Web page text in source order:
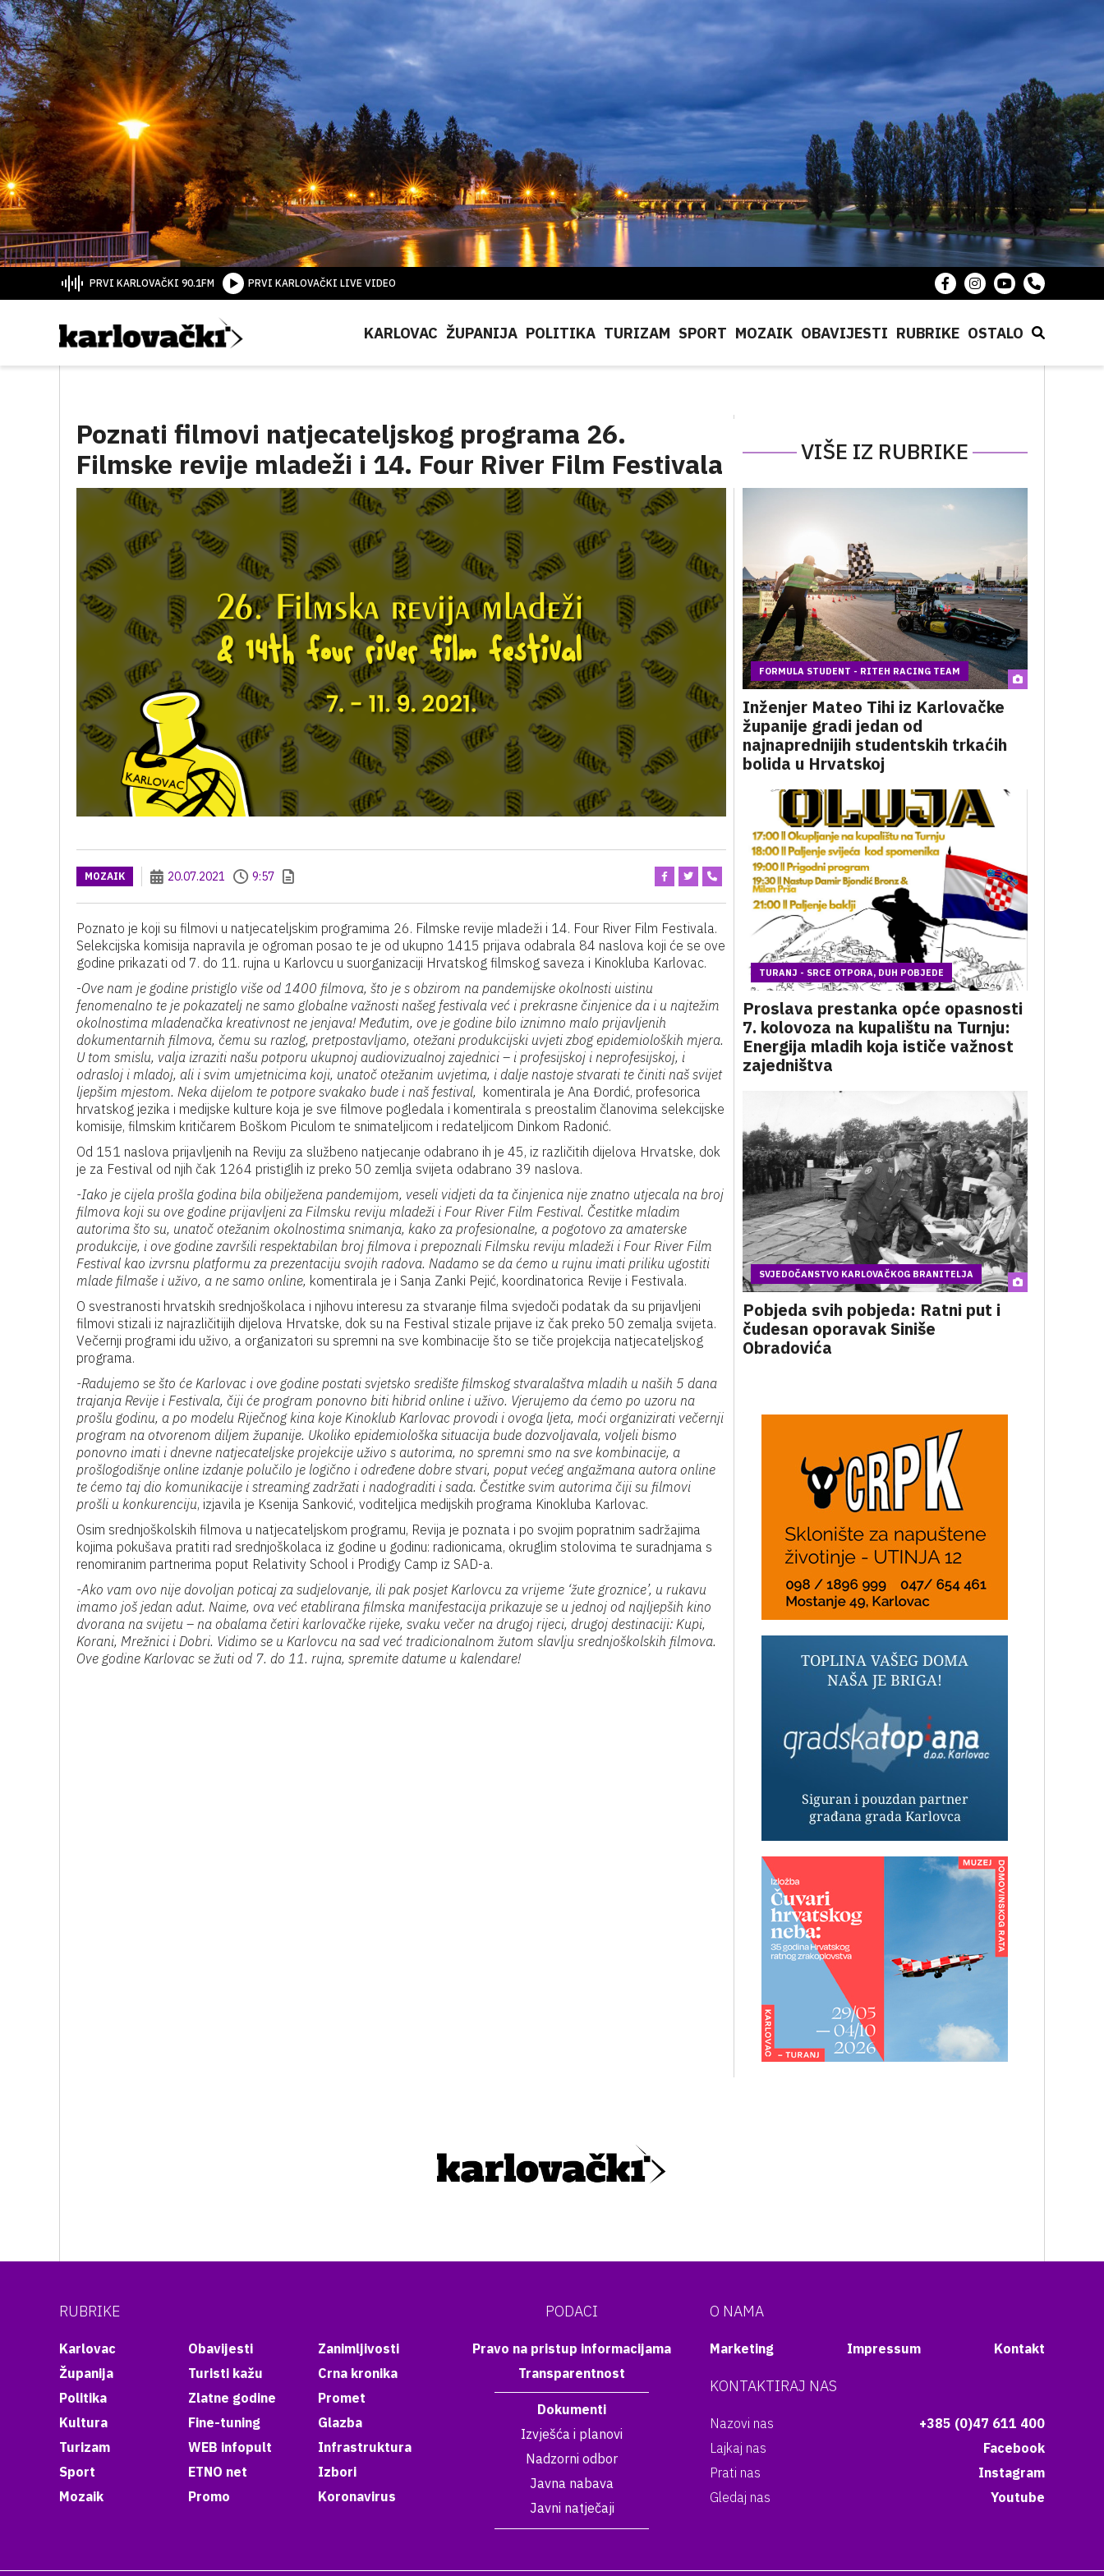
PRVI KARLOVAČKI 90.1FM PRVI KARLOVAČKI LIVE VIDEO
KARLOVAC ŽUPANIJA POLITIKA TURIZAM SPORT MOZAIK OBAVIJESTI RUBRIKE OSTALO
Poznati filmovi natjecateljskog programa 26.
Filmske revije mladeži i 14. Four River Film Festivala
VIŠE IZ RUBRIKE
MOZAIK 20.07.2021 9:57
Poznato je koji su filmovi u natjecateljskim programima 26. Filmske revije mladeži i 14. Four River Film Festivala.
Selekcijska komisija napravila je ogroman posao te je od ukupno 1415 prijava odabrala 84 naslova koji će se ove
godine prikazati od 7. do 11. rujna u Karlovcu u suorganizaciji Hrvatskog filmskog saveza i Kinokluba Karlovac.
-Ove nam je godine pristiglo više od 1400 filmova, što je s obzirom na pandemijske okolnosti uistinu
fenomenalno te je pokazatelj ne samo globalne važnosti našeg festivala već i prekrasne činjenice da i u najtežim
okolnostima mladenačka kreativnost ne jenjava! Međutim, ove je godine bilo iznimno malo prijavljenih
dokumentarnih filmova, čemu su razlog, pretpostavljamo, otežani produkcijski uvjeti zbog epidemioloških mjera.
U tom smislu, valja izraziti našu potporu ukupnoj audiovizualnoj zajednici – i profesijskoj i neprofesijskoj, i
odrasloj i mladoj, ali i svim umjetnicima koji, unatoč otežanim uvjetima, i dalje nastoje stvarati te činiti naš svijet
ljepšim mjestom. Neka dijelom te potpore svakako bude i naš festival, komentirala je Ana Đordić, profesorica
hrvatskog jezika i medijske kulture koja je sve filmove pogledala i komentirala s preostalim članovima selekcijske
komisije, filmskim kritičarem Boškom Piculom te snimateljicom i redateljicom Dinkom Radonić.
Od 151 naslova prijavljenih na Reviju za službeno natjecanje odabrano ih je 45, iz različitih dijelova Hrvatske, dok
je za Festival od njih čak 1264 pristiglih iz preko 50 zemlja svijeta odabrano 39 naslova.
-Iako je cijela prošla godina bila obilježena pandemijom, veseli vidjeti da ta činjenica nije znatno utjecala na broj
filmova koji su ove godine prijavljeni za Filmsku reviju mladeži i Four River Film Festival. Čestitke mladim
autorima što su, unatoč otežanim okolnostima snimanja, kako za profesionalne, a pogotovo za amaterske
produkcije, i ove godine završili respektabilan broj filmova i prepoznali Filmsku reviju mladeži i Four River Film
Festival kao izvrsnu platformu za prezentaciju svojih radova. Nadamo se da ćemo u rujnu imati priliku ugostiti
mlade filmaše i uživo, a ne samo online, komentirala je i Sanja Zanki Pejić, koordinatorica Revije i Festivala.
O svestranosti hrvatskih srednjoškolaca i njihovu interesu za stvaranje filma svjedoči podatak da su prijavljeni
filmovi stizali iz najrazličitijih dijelova Hrvatske, dok su na Festival stizale prijave iz čak preko 50 zemalja svijeta.
Večernji programi idu uživo, a organizatori su spremni na sve kombinacije što se tiče projekcija natjecateljskog
programa.
-Radujemo se što će Karlovac i ove godine postati svjetsko središte filmskog stvaralaštva mladih u naših 5 dana
trajanja Revije i Festivala, čiji će program ponovno biti hibrid online i uživo. Vjerujemo da ćemo po uzoru na
prošlu godinu, a po modelu Riječnog kina koje Kinoklub Karlovac provodi i ovoga ljeta, moći organizirati večernji
program na otvorenom diljem županije. Ukoliko epidemiološka situacija bude dozvoljavala, voljeli bismo
ponovno imati i dnevne natjecateljske projekcije uživo s autorima, no spremni smo na sve kombinacije, a
prošlogodišnje online izdanje polučilo je logično i određene dobre stvari, poput većeg angažmana autora online
te ćemo taj dio komunikacije i streaming zadržati i nadograditi i sada. Čestitke svim autorima čiji su filmovi
prošli u konkurenciju, izjavila je Ksenija Sanković, voditeljica medijskih programa Kinokluba Karlovac.
Osim srednjoškolskih filmova u natjecateljskom programu, Revija je poznata i po svojim popratnim sadržajima
kojima pokušava pratiti rad srednjoškolaca iz godine u godinu: radionicama, okruglim stolovima te suradnjama s
renomiranim partnerima poput Relativity School i Prodigy Camp iz SAD-a.
-Ako vam ovo nije dovoljan poticaj za sudjelovanje, ili pak posjet Karlovcu za vrijeme ‘žute groznice’, u rukavu
imamo još jedan adut. Naime, ova već etablirana filmska manifestacija prikazuje se u jednoj od najljepših kino
dvorana na svijetu – na obalama četiri karlovačke rijeke, svaku večer na drugoj rijeci, drugoj destinaciji: Kupi,
Korani, Mrežnici i Dobri. Vidimo se u Karlovcu na sad već tradicionalnom žutom slavlju srednjoškolskih filmova.
Ove godine Karlovac se žuti od 7. do 11. rujna, spremite datume u kalendare!
FORMULA STUDENT - RITEH RACING TEAM
Inženjer Mateo Tihi iz Karlovačke
županije gradi jedan od
najnaprednijih studentskih trkaćih
bolida u Hrvatskoj
TURANJ - SRCE OTPORA, DUH POBJEDE
Proslava prestanka opće opasnosti
7. kolovoza na kupalištu na Turnju:
Energija mladih koja ističe važnost
zajedništva
SVJEDOČANSTVO KARLOVAČKOG BRANITELJA
Pobjeda svih pobjeda: Ratni put i
čudesan oporavak Siniše
Obradovića
RUBRIKE
Karlovac
Županija
Politika
Kultura
Turizam
Sport
Mozaik
Obavijesti
Turisti kažu
Zlatne godine
Fine-tuning
WEB infopult
ETNO net
Promo
Zanimljivosti
Crna kronika
Promet
Glazba
Infrastruktura
Izbori
Koronavirus
PODACI
Pravo na pristup informacijama
Transparentnost
Dokumenti
Izvješća i planovi
Nadzorni odbor
Javna nabava
Javni natječaji
O NAMA
Marketing Impressum Kontakt
KONTAKTIRAJ NAS
Nazovi nas
+385 (0)47 611 400
Lajkaj nas
Facebook
Prati nas
Instagram
Gledaj nas
Youtube